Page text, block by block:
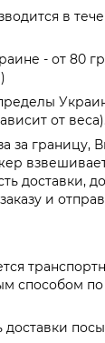
в
- от 80
от
за границу,
доставки,
и
способом